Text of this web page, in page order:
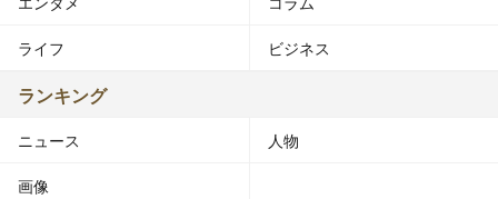
ライフ ビジネス
ランキング
ニュース 人物
画像